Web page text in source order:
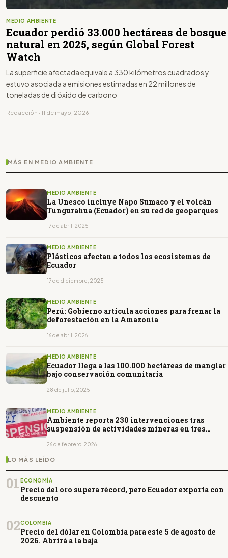
MEDIO AMBIENTE
Ecuador perdió 33.000 hectáreas de bosque
natural en 2025, según Global Forest
Watch
La superficie afectada equivale a 330 kilómetros cuadrados y
estuvo asociada a emisiones estimadas en 22 millones de
toneladas de dióxido de carbono
Redacción · 11 de mayo, 2026
MÁS EN MEDIO AMBIENTE
MEDIO AMBIENTE
La Unesco incluye Napo Sumaco y el volcán
Tungurahua (Ecuador) en su red de geoparques
17 de abril, 2025
MEDIO AMBIENTE
Plásticos afectan a todos los ecosistemas de
Ecuador
17 de diciembre, 2025
MEDIO AMBIENTE
Perú: Gobierno articula acciones para frenar la
deforestación en la Amazonía
16 de abril, 2026
MEDIO AMBIENTE
Ecuador llega a las 100.000 hectáreas de manglar
bajo conservación comunitaria
28 de julio, 2025
MEDIO AMBIENTE
Ambiente reporta 230 intervenciones tras
suspensión de actividades mineras en tres
26 de febrero, 2026
LO MÁS LEÍDO
01 ECONOMÍA
Precio del oro supera récord, pero Ecuador exporta con
descuento
02COLOMBIA
Precio del dólar en Colombia para este 5 de agosto de
2026. Abrirá a la baja